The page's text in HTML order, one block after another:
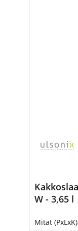
W - 3,65 l
Mitat (PxLxK)